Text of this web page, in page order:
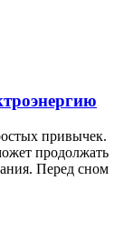
привычек.
продолжать
Перед сном